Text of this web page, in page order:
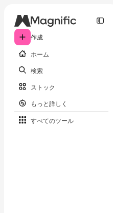
作成
ホーム
検索
ストック
もっと詳しく
すべてのツール